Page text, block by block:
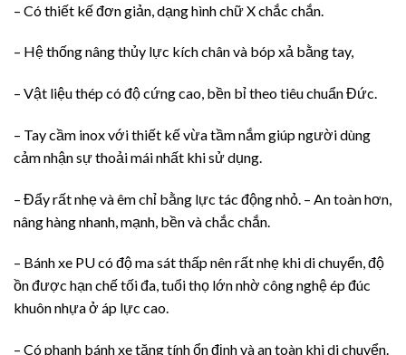
– Có thiết kế đơn giản, dạng hình chữ X chắc chắn.
– Hệ thống nâng thủy lực kích chân và bóp xả bằng tay,
– Vật liệu thép có độ cứng cao, bền bỉ theo tiêu chuẩn Đức.
– Tay cầm inox với thiết kế vừa tầm nắm giúp người dùng
cảm nhận sự thoải mái nhất khi sử dụng.
– Đẩy rất nhẹ và êm chỉ bằng lực tác động nhỏ. – An toàn hơn,
nâng hàng nhanh, mạnh, bền và chắc chắn.
– Bánh xe PU có độ ma sát thấp nên rất nhẹ khi di chuyển, độ
ồn được hạn chế tối đa, tuổi thọ lớn nhờ công nghệ ép đúc
khuôn nhựa ở áp lực cao.
– Có phanh bánh xe tăng tính ổn định và an toàn khi di chuyển.